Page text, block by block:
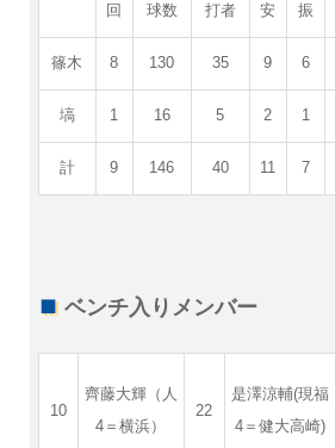
回 球数 打者 安 振
篠木 8 130 35 9 6
塙 1 16 5 2 1
計 9 146 40 11 7
ベンチ入りメンバー
10
齊藤大輝（人
4＝横浜）
22
是澤涼輔(現福
4＝健大高崎)